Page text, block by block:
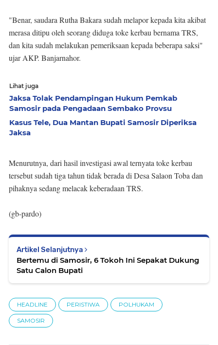
"Benar, saudara Rutha Bakara sudah melapor kepada kita akibat
merasa ditipu oleh seorang diduga toke kerbau bernama TRS,
dan kita sudah melakukan pemeriksaan kepada beberapa saksi"
ujar AKP. Banjarnahor.
Lihat juga
Jaksa Tolak Pendampingan Hukum Pemkab
Samosir pada Pengadaan Sembako Provsu
Kasus Tele, Dua Mantan Bupati Samosir Diperiksa
Jaksa
Menurutnya, dari hasil investigasi awal ternyata toke kerbau
tersebut sudah tiga tahun tidak berada di Desa Salaon Toba dan
pihaknya sedang melacak keberadaan TRS.
(gb-pardo)
Artikel Selanjutnya
Bertemu di Samosir, 6 Tokoh Ini Sepakat Dukung
Satu Calon Bupati
HEADLINE PERISTIWA POLHUKAM
SAMOSIR